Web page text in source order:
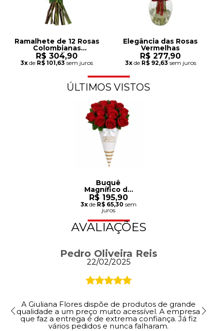
Ramalhete de 12 Rosas
Colombianas
Vermelhas
R$ 304,90
3x de R$ 101,63sem juros
Elegância das Rosas
Vermelhas
R$ 277,90
3xde R$ 92,63sem juros
ÚLTIMOS VISTOS
Buquê
Magnífico de
Rosas
Vermelhas
R$ 195,90
3xde R$ 65,30 sem
juros
AVALIAÇÕES
Pedro Oliveira Reis
22/02/2025
A Giuliana Flores dispõe de produtos de grande
qualidade a um preço muito acessível. A empresa
que faz a entrega é de extrema confiança. Já fiz
vários pedidos e nunca falharam.